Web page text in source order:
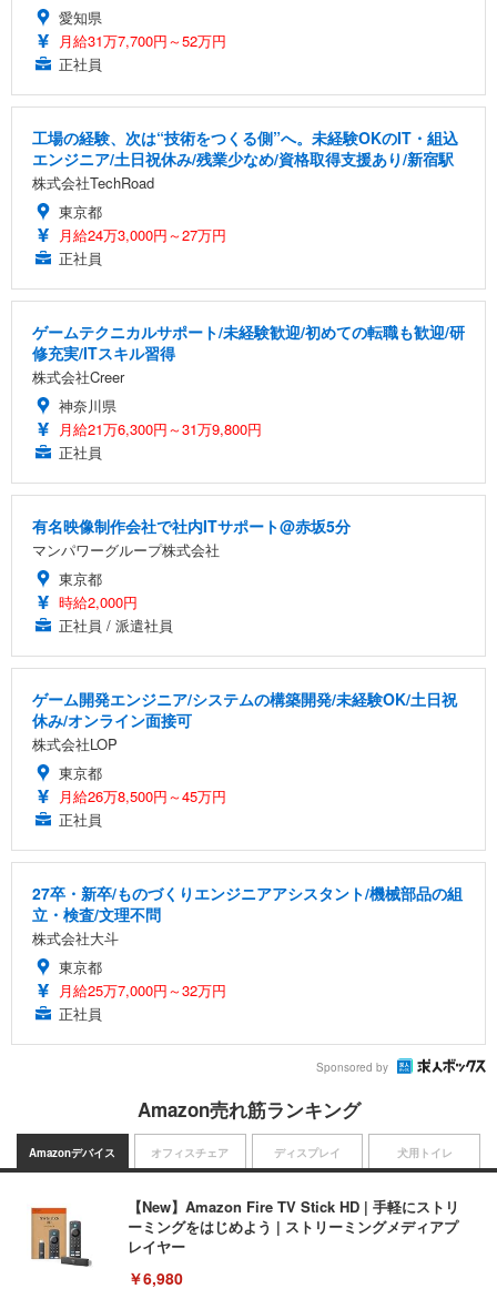
愛知県
月給31万7,700円～52万円
正社員
工場の経験、次は“技術をつくる側”へ。未経験OKのIT・組込
エンジニア/土日祝休み/残業少なめ/資格取得支援あり/新宿駅
株式会社TechRoad
東京都
月給24万3,000円～27万円
正社員
ゲームテクニカルサポート/未経験歓迎/初めての転職も歓迎/研
修充実/ITスキル習得
株式会社Creer
神奈川県
月給21万6,300円～31万9,800円
正社員
有名映像制作会社で社内ITサポート@赤坂5分
マンパワーグループ株式会社
東京都
時給2,000円
正社員 / 派遣社員
ゲーム開発エンジニア/システムの構築開発/未経験OK/土日祝
休み/オンライン面接可
株式会社LOP
東京都
月給26万8,500円～45万円
正社員
27卒・新卒/ものづくりエンジニアアシスタント/機械部品の組
立・検査/文理不問
株式会社大斗
東京都
月給25万7,000円～32万円
正社員
Sponsored by
Amazon売れ筋ランキング
Amazonデバイス
【New】Amazon Fire TV Stick HD | 手軽にストリ
ーミングをはじめよう | ストリーミングメディアプ
レイヤー
￥6,980
オフィスチェア ディスプレイ 犬用トイレ